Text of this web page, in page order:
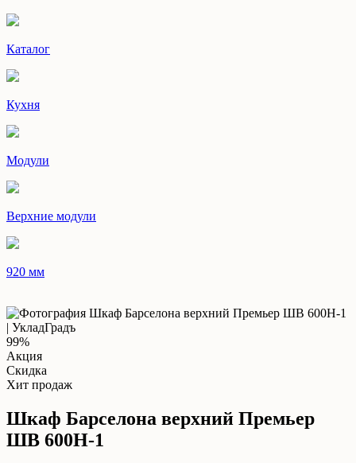
Каталог
Кухня
Модули
Верхние модули
920 мм
99%
Акция
Скидка
Хит продаж
Шкаф Барселона верхний Премьер
ШВ 600Н-1